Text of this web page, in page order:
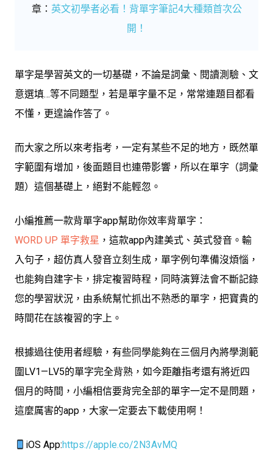
章： 英文初學者必看！背單字筆記4大種類首次公
開！
單字是學習英文的一切基礎，不論是詞彙、閱讀測驗、文
意選填…等不同題型，若是單字量不足，常常連題目都看
不懂，更遑論作答了。
而大家之所以來考指考，一定有某些不足的地方，既然單
字範圍有增加，後面題目也連帶影響，所以在單字（詞彙
題）這個基礎上，絕對不能輕忽。
小編推薦一款背單字app幫助你效率背單字：
WORD UP 單字救星 ，這款app內建美式、英式發音。輸
入句子，超仿真人發音立刻生成，單字例句準備沒煩惱，
也能夠自建字卡，排定複習時程，同時演算法會不斷記錄
您的學習狀況，由系統幫忙抓出不熟悉的單字，把寶貴的
時間花在該複習的字上。
根據過往使用者經驗，有些同學能夠在三個月內將學測範
圍LV1—LV5的單字完全背熟，如今距離指考還有將近四
個月的時間，小編相信要背完全部的單字一定不是問題，
這麼厲害的app，大家一定要去下載使用啊！
iOS App:https://apple.co/2N3AvMQ